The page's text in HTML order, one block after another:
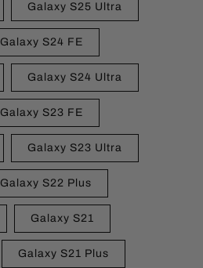
Galaxy S25 Ultra
Galaxy S24 FE
Galaxy S24 Ultra
Galaxy S23 FE
Galaxy S23 Ultra
Galaxy S22 Plus
Galaxy S21
Galaxy S21 Plus